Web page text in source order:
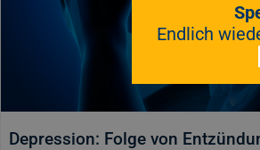
Depression: Folge von
Endlich